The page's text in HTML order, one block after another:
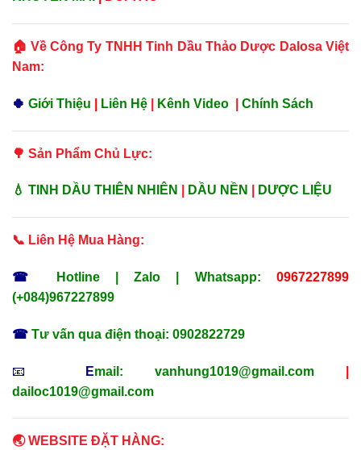
🏠 Về Công Ty TNHH Tinh Dầu Thảo Dược Dalosa Việt
Nam:
🍀 Giới Thiệu Liên Hệ Kênh Video Chính Sách
🌳 Sản Phẩm Chủ Lực:
💧 TINH DẦU THIÊN NHIÊN DẦU NỀN DƯỢC LIỆU
📞 Liên Hệ Mua Hàng:
☎ Hotline | Zalo | Whatsapp:0967227899
(+084)967227899
☎ Tư vấn qua điện thoại: 0902822729
📧 Email: vanhung1019@gmail.com
dailoc1019@gmail.com
🌏 WEBSITE ĐẶT HÀNG: